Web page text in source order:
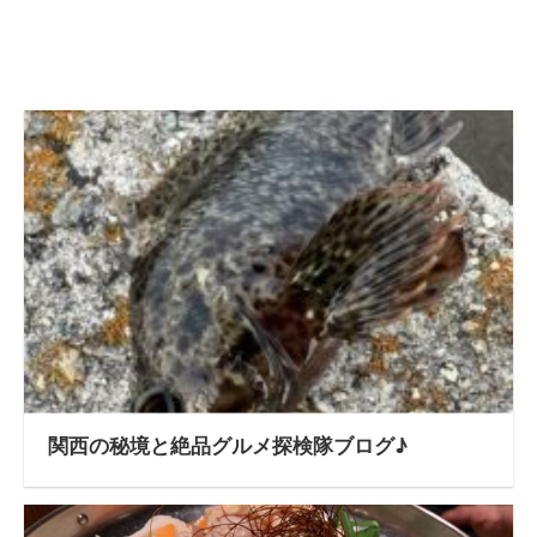
関西の秘境と絶品グルメ探検隊ブログ♪